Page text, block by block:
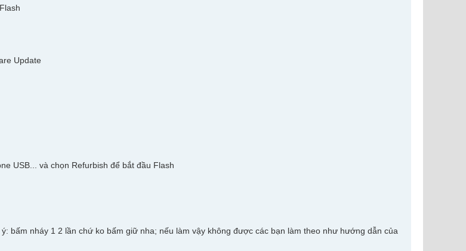
Update
USB... và chọn Refurbish để bắt đầu Flash
bấm nháy 1 2 lần chứ ko bấm giữ nha; nếu làm vậy không được các bạn làm theo như hướng dẫn của